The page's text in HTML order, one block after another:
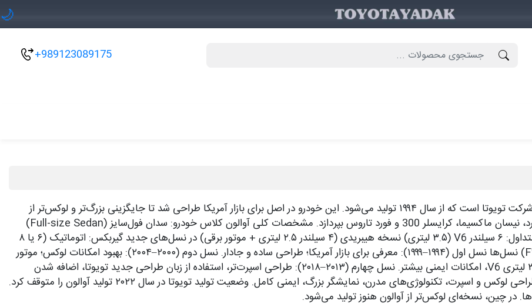
🌙
+989123089175
تویوتا آوالون (Toyota Avalon) یک سدان فول‌سایز لوکس از شرکت تویوتا است که از سال ۱۹۹۴ تولید می‌شود. این خودرو در اصل برای بازار آمریکا طراحی شد تا جایگزینی بزرگ‌تر و لوکس‌تر از
تویوتا کمری باشد و به رقابت با سدان‌های بزرگی مثل هوندا آکورد، نیسان ماکسیما، کرایسلر 300 و فورد تاروس بپردازد. مشخصات کلی آوالون کلاس خودرو: سدان فول‌سایز (Full-size Sedan)
پلتفرم: عمدتاً با کمری و لکسوس ES مشترک است موتورهای متداول: ۶ سیلندر V6 (۳.۵ لیتری) نسخه هیبریدی (۴ سیلندر ۲.۵ لیتری + موتور برقی) در نسل‌های جدید گیربکس: اتوماتیک (۶ یا ۸
سرعته) / CVT در هیبریدی‌ها دیفرانسیل: دیفرانسیل جلو (FWD) نسل‌ها نسل اول (۱۹۹۴–۱۹۹۹): معرفی برای بازار آمریکا؛ طراحی ساده و جادار. نسل دوم (۲۰۰۰–۲۰۰۴): بهبود امکانات لوکس؛ موتور
۳ لیتری V6. نسل سوم (۲۰۰۵–۲۰۱۲): طراحی مدرن‌تر، موتور ۳.۵ لیتری V6، امکانات ایمنی بیشتر. نسل چهارم (۲۰۱۳–۲۰۱۸): طراحی اسپرت‌تر، استفاده از زبان طراحی جدید تویوتا، اضافه شدن
نسخه هیبریدی. نسل پنجم (۲۰۱۹–۲۰۲۲): آخرین نسل آوالون؛ طراحی لوکس و اسپرت، تکنولوژی‌های مدرن، نمایشگر بزرگ، ایمنی کامل. وضعیت تولید تویوتا در سال ۲۰۲۲ تولید آوالون را متوقف کرد.
در چین، نسخه‌ای لوکس‌تر از آوالون هنوز تولید می‌شود.